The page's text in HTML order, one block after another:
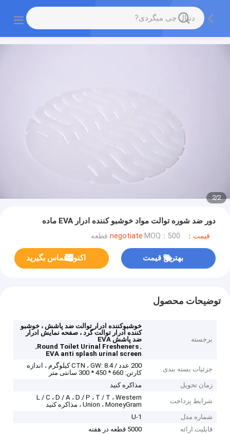
2
/
2
دور ضد شوره توالت مواد خوشبو کننده ادرار EVA ماده
قیمت：negotiate MOQ：500 قطعه
بهترین قیمت اکنون تماس بگیرید
توضیحات محصول
برجسته
خوشبوکننده ادرار توالت ضد پاشش ، خوشبو
کننده ادرار توالت گرد ، صفحه نمایش ادرار
ضد پاشش EVA
,
Round Toilet Urinal Fresheners
,
EVA anti splash urinal screen
جزئیات بسته بندی
200 عدد / CTN ، GW: 8.4 کیلوگرم ، اندازه
کارتن: 660 * 450 * 300 سانتی متر
زمان تحویل
مذاکره کنید
شرایط پرداخت
L / C ، D / A ، D / P ، T / T ، Western
Union ، MoneyGram ، مذاکره کنید
شماره مدل
U-1
قابلیت ارائه
5000 قطعه در هفته